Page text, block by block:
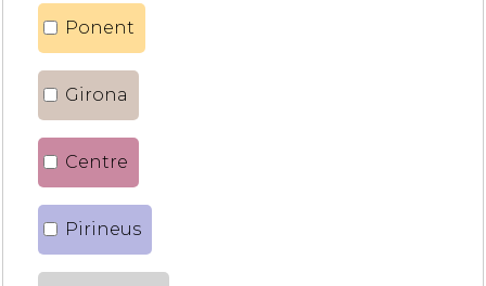
Ponent
Girona
Centre
Pirineus